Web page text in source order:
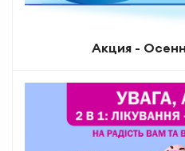
Акция -